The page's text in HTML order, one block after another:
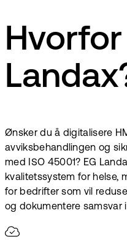
Hvorfor
Ønsker du å digitalisere
avviksbehandlingen og
med ISO 45001? EG
kvalitetssystem for helse,
for bedrifter som vil
og dokumentere samsvar